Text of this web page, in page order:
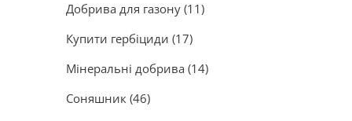
Добрива для газону (11)
Купити гербіциди (17)
Мінеральні добрива (14)
Соняшник (46)